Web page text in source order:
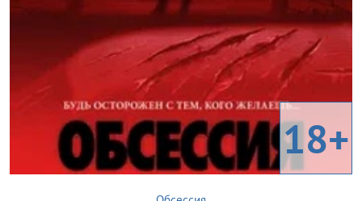
18+